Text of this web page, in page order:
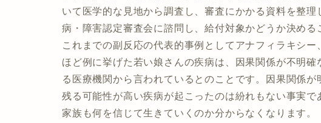
いて医学的な見地から調査し、審査にかかる資料を整
病・障害認定審査会に諮問し、給付対象かどうか決める
これまでの副反応の代表的事例としてアナフィラキシ
ほど例に挙げた若い娘さんの疾病は、因果関係が不明
る医療機関から言われているとのことです。因果関係
残る可能性が高い疾病が起こったのは紛れもない事実
家族も何を信じて生きていくのか分からなくなります。